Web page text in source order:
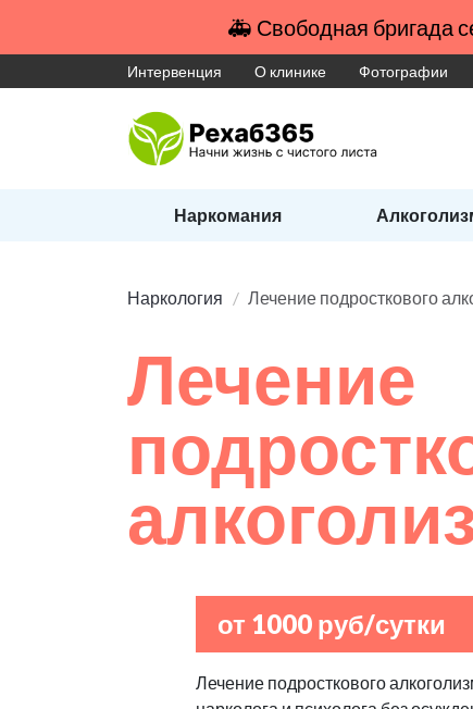
🚑 Свободная бригада
Интервенция О клинике Фотографии
Наркомания
Наркология Лечение подросткового
Лечение
от 1000 руб/сутки
Лечение подросткового